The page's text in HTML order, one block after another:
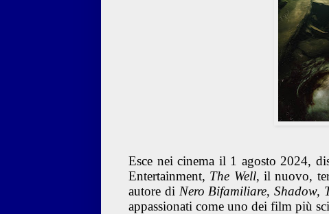
Esce nei cinema il 1 agosto 2024,
Entertainment, The Well, il nuovo,
autore di Nero Bifamiliare,Shadow,
appassionati come uno dei film più